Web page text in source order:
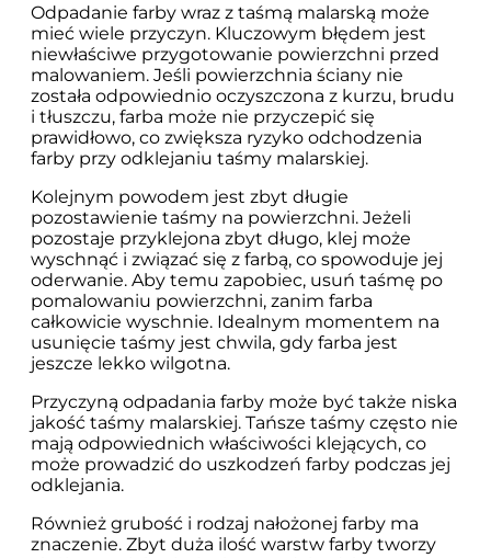
Odpadanie farby wraz z taśmą malarską może
mieć wiele przyczyn. Kluczowym błędem jest
niewłaściwe przygotowanie powierzchni przed
malowaniem. Jeśli powierzchnia ściany nie
została odpowiednio oczyszczona z kurzu, brudu
i tłuszczu, farba może nie przyczepić się
prawidłowo, co zwiększa ryzyko odchodzenia
farby przy odklejaniu taśmy malarskiej.
Kolejnym powodem jest zbyt długie
pozostawienie taśmy na powierzchni. Jeżeli
pozostaje przyklejona zbyt długo, klej może
wyschnąć i związać się z farbą, co spowoduje jej
oderwanie. Aby temu zapobiec, usuń taśmę po
pomalowaniu powierzchni, zanim farba
całkowicie wyschnie. Idealnym momentem na
usunięcie taśmy jest chwila, gdy farba jest
jeszcze lekko wilgotna.
Przyczyną odpadania farby może być także niska
jakość taśmy malarskiej. Tańsze taśmy często nie
mają odpowiednich właściwości klejących, co
może prowadzić do uszkodzeń farby podczas jej
odklejania.
Również grubość i rodzaj nałożonej farby ma
znaczenie. Zbyt duża ilość warstw farby tworzy